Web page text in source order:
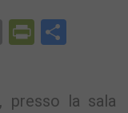
Copy
la sala